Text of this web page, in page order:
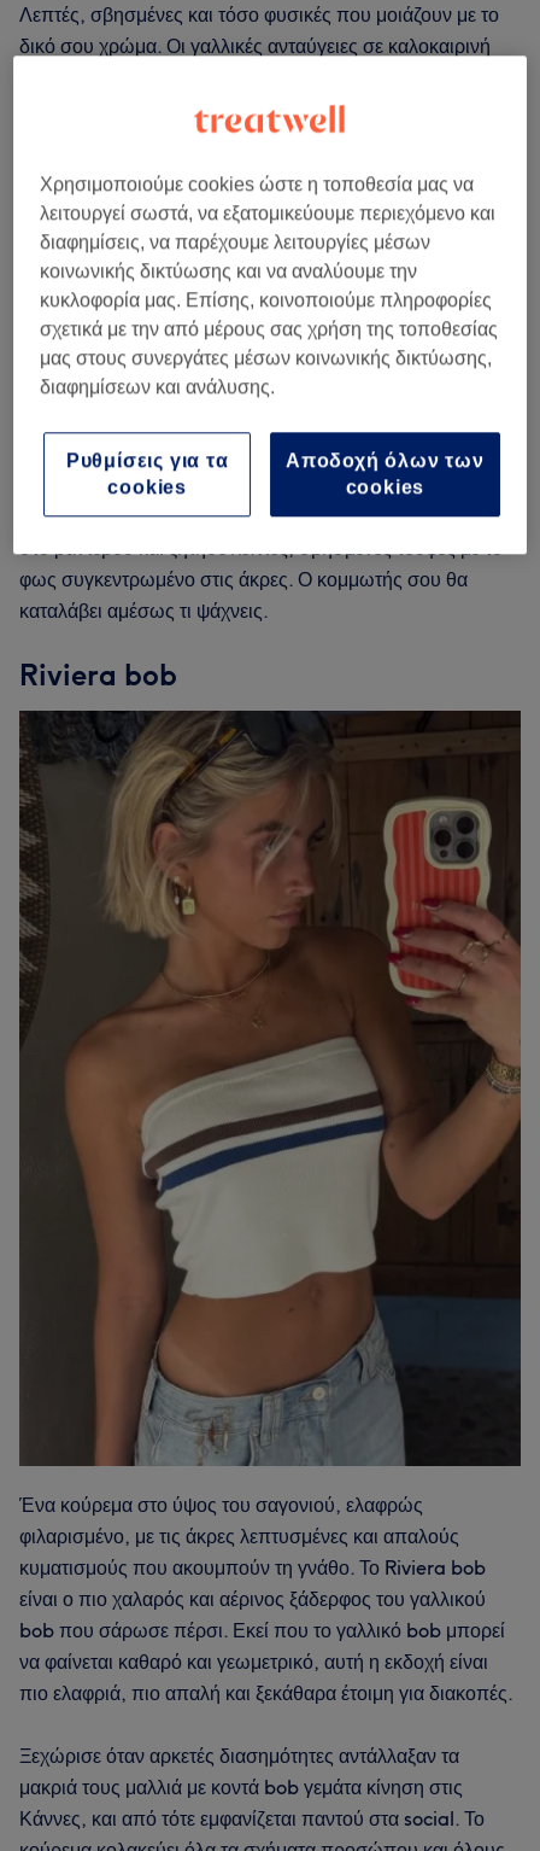
Λεπτές, σβησμένες και τόσο φυσικές που μοιάζουν με το
δικό σου χρώμα. Οι γαλλικές ανταύγειες σε καλοκαιρινή
χιλιοστά κάτω από τη ρίζα, με το φως συγκεντρωμένο στις
άκρες: το αποτέλεσμα είναι μια απαλή και φωτεινή
διάσταση, κάπου ανάμεσα στο ξανθό και το καστανό. Το
look έγινε viral στο TikTok στις αρχές της χρονιάς και, από
τότε, η ζήτηση δεν σταμάτησε.
Το καλύτερο; Το μάλλωμα είναι ομαλό. Καθώς η ρίζα
ξαναβγαίνει, το χρώμα μοιάζει απλώς πιο φυσικό και
ζωντανό: λιγότερες επισκέψεις στο κομμωτήριο και
περισσότερος χρόνος για να λάμπεις χωρίς κόπο. Ο τύπος
τον καλύτερό τους εαυτό σε μαλλιά με κυματισμούς και
έναν ελαφρώς αχτένιστο αέρα (φυσικό αποτέλεσμα, όχι
υπερβολικά έντονο). Πήγαινε μια φωτογραφία αναφοράς
φως συγκεντρωμένο στις άκρες. Ο κομμωτής σου θα
καταλάβει αμέσως τι ψάχνεις.
Riviera bob
Ένα κούρεμα στο ύψος του σαγονιού, ελαφρώς
φιλαρισμένο, με τις άκρες λεπτυσμένες και απαλούς
κυματισμούς που ακουμπούν τη γνάθο. Το Riviera bob
είναι ο πιο χαλαρός και αέρινος ξάδερφος του γαλλικού
bob που σάρωσε πέρσι. Εκεί που το γαλλικό bob μπορεί
να φαίνεται καθαρό και γεωμετρικό, αυτή η εκδοχή είναι
πιο ελαφριά, πιο απαλή και ξεκάθαρα έτοιμη για διακοπές.
Ξεχώρισε όταν αρκετές διασημότητες αντάλλαξαν τα
μακριά τους μαλλιά με κοντά bob γεμάτα κίνηση στις
Κάννες, και από τότε εμφανίζεται παντού στα social. Το
Χρησιμοποιούμε cookies ώστε η τοποθεσία μας να
λειτουργεί σωστά, να εξατομικεύουμε περιεχόμενο και
διαφημίσεις, να παρέχουμε λειτουργίες μέσων
κοινωνικής δικτύωσης και να αναλύουμε την
κυκλοφορία μας. Επίσης, κοινοποιούμε πληροφορίες
σχετικά με την από μέρους σας χρήση της τοποθεσίας
μας στους συνεργάτες μέσων κοινωνικής δικτύωσης,
διαφημίσεων και ανάλυσης.
Αποδοχή όλων των
cookies
Ρυθμίσεις για τα
cookies